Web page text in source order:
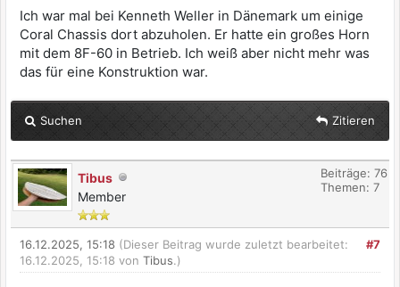
Ich war mal bei Kenneth Weller in Dänemark um einige
Coral Chassis dort abzuholen. Er hatte ein großes Horn
mit dem 8F-60 in Betrieb. Ich weiß aber nicht mehr was
das für eine Konstruktion war.
Suchen Zitieren
Tibus
Member
Beiträge: 76
Themen: 7
#7
16.12.2025, 15:18 (Dieser Beitrag wurde zuletzt bearbeitet:
16.12.2025, 15:18 von Tibus.)